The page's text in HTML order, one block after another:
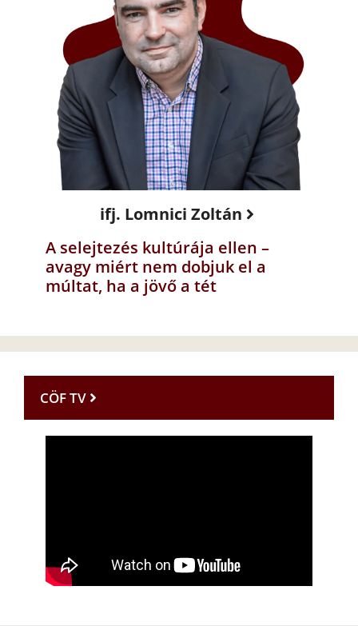
ifj. Lomnici Zoltán
A selejtezés kultúrája ellen –
avagy miért nem dobjuk el a
múltat, ha a jövő a tét
CÖF TV